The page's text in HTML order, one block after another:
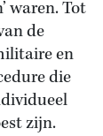
waren. Tot
de
en
die
zijn.